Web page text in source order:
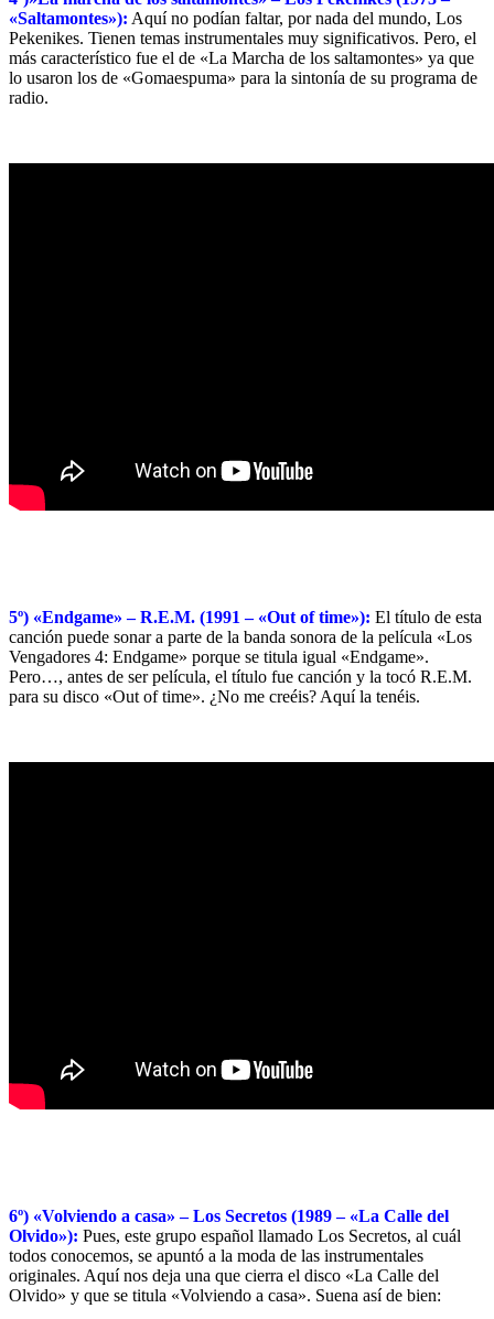
«Saltamontes»): Aquí no podían faltar, por nada del mundo, Los
Pekenikes. Tienen temas instrumentales muy significativos. Pero, el
más característico fue el de «La Marcha de los saltamontes» ya que
lo usaron los de «Gomaespuma» para la sintonía de su programa de
radio.
5º) «Endgame» – R.E.M. (1991 – «Out of time»): El título de esta
canción puede sonar a parte de la banda sonora de la película «Los
Vengadores 4: Endgame» porque se titula igual «Endgame».
Pero…, antes de ser película, el título fue canción y la tocó R.E.M.
para su disco «Out of time». ¿No me creéis? Aquí la tenéis.
6º) «Volviendo a casa» – Los Secretos (1989 – «La Calle del
Olvido»): Pues, este grupo español llamado Los Secretos, al cuál
todos conocemos, se apuntó a la moda de las instrumentales
originales. Aquí nos deja una que cierra el disco «La Calle del
Olvido» y que se titula «Volviendo a casa». Suena así de bien: